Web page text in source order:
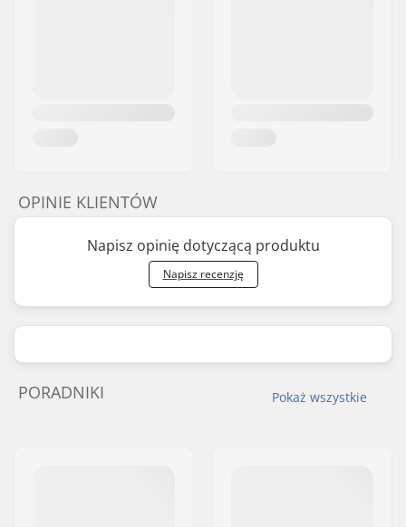
OPINIE KLIENTÓW
Napisz opinię dotyczącą produktu
Napisz recenzję
Pokaż wszystkie
PORADNIKI